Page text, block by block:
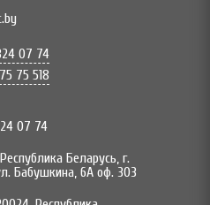
07 74
75 518
07 74
Беларусь, г.
Бабушкина, 6А оф. 303